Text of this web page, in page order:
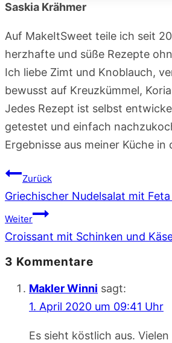
Saskia Krähmer
Auf MakeItSweet teile ich seit
herzhafte und süße Rezepte
Ich liebe Zimt und Knoblauch,
bewusst auf Kreuzkümmel,
Jedes Rezept ist selbst
getestet und einfach
Ergebnisse aus meiner Küche in
Beitragsnavigation
Zurück
Griechischer Nudelsalat mit
Weiter
Croissant mit Schinken und
3 Kommentare
Makler Winni sagt:
1. April 2020 um 09:41 Uhr
Es sieht köstlich aus.